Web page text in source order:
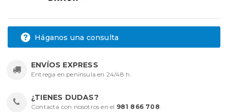
Háganos una consulta
ENVÍOS EXPRESS
Entrega en península en 24/48 h.
¿TIENES DUDAS?
Contacta con nosotros en el 981 866 708